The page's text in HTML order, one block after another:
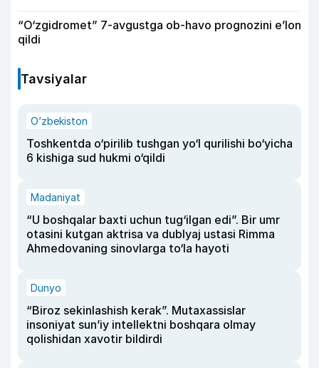
“O‘zgidromet” 7-avgustga ob-havo prognozini e’lon
qildi
Tavsiyalar
O‘zbekiston
Toshkentda o‘pirilib tushgan yo‘l qurilishi bo‘yicha
6 kishiga sud hukmi o‘qildi
Madaniyat
“U boshqalar baxti uchun tug‘ilgan edi”. Bir umr
otasini kutgan aktrisa va dublyaj ustasi Rimma
Ahmedovaning sinovlarga to‘la hayoti
Dunyo
“Biroz sekinlashish kerak”. Mutaxassislar
insoniyat sun’iy intellektni boshqara olmay
qolishidan xavotir bildirdi